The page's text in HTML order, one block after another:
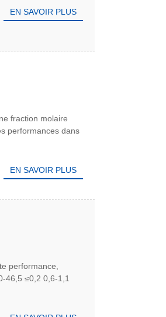
EN SAVOIR PLUS
fraction molaire
performances dans
EN SAVOIR PLUS
performance,
46,5 ≤0,2 0,6-1,1